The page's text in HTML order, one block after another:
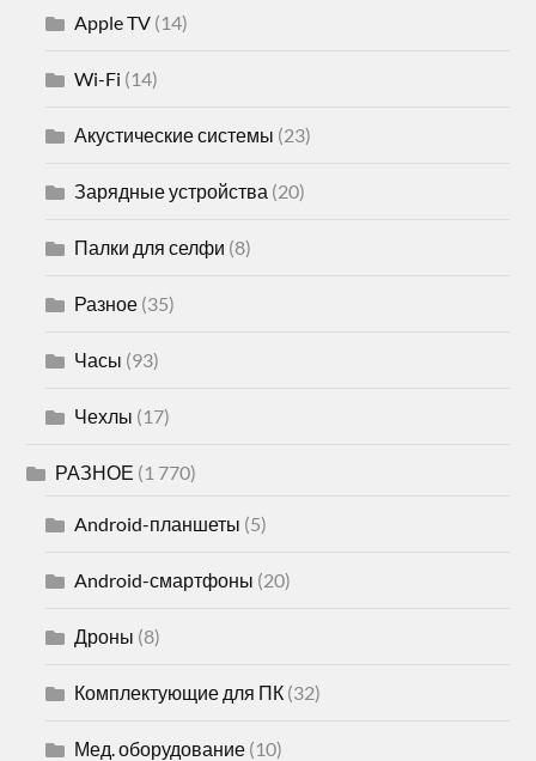
Apple TV (14)
Wi-Fi (14)
Акустические системы (23)
Зарядные устройства (20)
Палки для селфи (8)
Разное (35)
Часы (93)
Чехлы (17)
РАЗНОЕ (1 770)
Android-планшеты (5)
Android-смартфоны (20)
Дроны (8)
Комплектующие для ПК (32)
Мед. оборудование (10)